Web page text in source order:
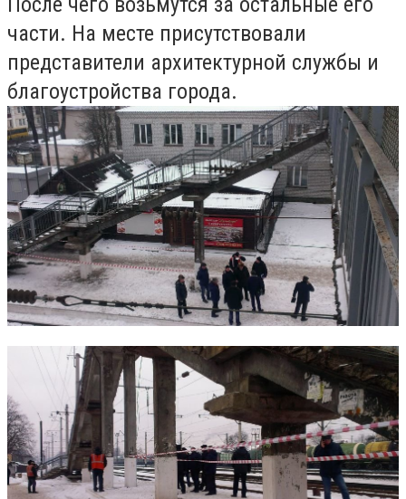
части. На месте присутствовали
представители архитектурной службы и
благоустройства города.